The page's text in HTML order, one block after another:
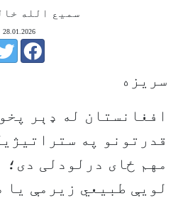
سمیع الله
28.01.2026
سریزه
افغانستان له ډېر
قدرتونو په
مهم ځای درلودلی دی؛
لویې طبیعي زیرمې یا